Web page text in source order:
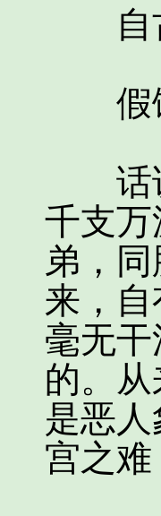
自古
假饶
话说
千支
弟，
来，
毫无
的。
是恶
宫之